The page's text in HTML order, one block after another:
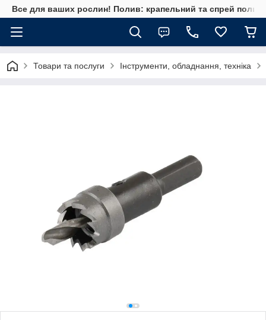
Все для ваших рослин! Полив: крапельний та спрей полив,
Товари та послуги Інструменти, обладнання, техніка